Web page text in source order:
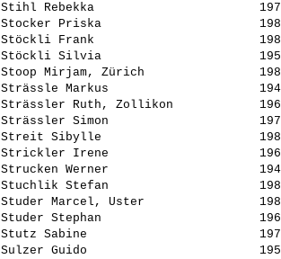
Stihl Rebekka
Stocker Priska
Stöckli Frank
Stöckli Silvia
Stoop Mirjam, Zürich
Strässle Markus
Strässler Ruth, Zollikon
Strässler Simon
Streit Sibylle
Strickler Irene
Strucken Werner
Stuchlik Stefan
Studer Marcel, Uster
Studer Stephan
Stutz Sabine
Sulzer Guido